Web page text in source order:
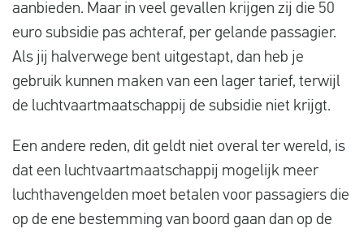
aanbieden. Maar in veel gevallen krijgen zij die 50
euro subsidie pas achteraf, per gelande passagier.
Als jij halverwege bent uitgestapt, dan heb je
gebruik kunnen maken van een lager tarief, terwijl
de luchtvaartmaatschappij de subsidie niet krijgt.
Een andere reden, dit geldt niet overal ter wereld, is
dat een luchtvaartmaatschappij mogelijk meer
luchthavengelden moet betalen voor passagiers die
op de ene bestemming van boord gaan dan op de